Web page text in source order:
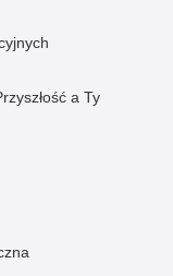
a Ty